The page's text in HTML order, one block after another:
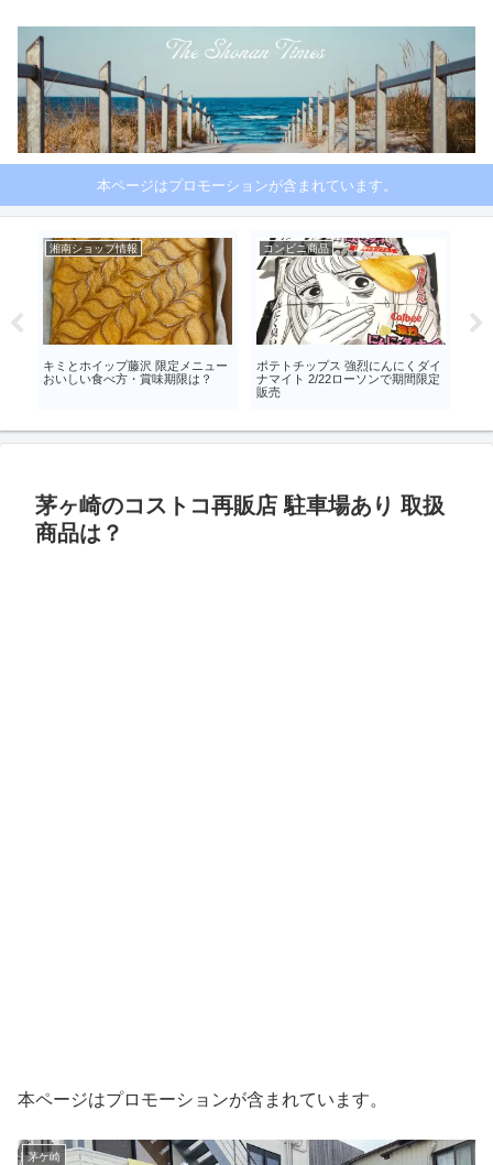
本ページはプロモーションが含まれています。
湘南ショップ情報
キミとホイップ藤沢 限定メニュー
おいしい食べ方・賞味期限は？
コンビニ商品
ポテトチップス 強烈にんにくダイ
ナマイト 2/22ローソンで期間限定
販売
茅ヶ崎のコストコ再販店 駐車場あり 取扱
商品は？
本ページはプロモーションが含まれています。
茅ケ崎